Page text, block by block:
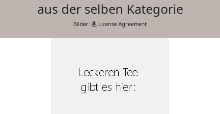
aus der selben Kategorie
Bilder: License Agreement